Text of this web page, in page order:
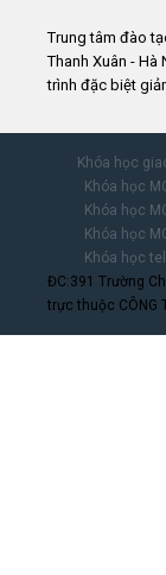
Trung tâm đào
Thanh Xuân -
trình đặc biệt
Khóa học
Khóa học
Khóa học
Khóa học
Khóa học
ĐC:391 Trường
trực thuộc CÔNG